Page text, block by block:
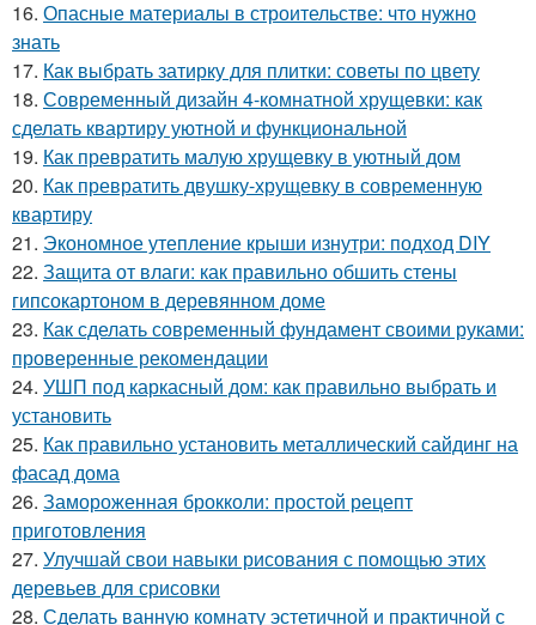
16. Опасные материалы в строительстве: что нужно
знать
17. Как выбрать затирку для плитки: советы по цвету
18. Современный дизайн 4-комнатной хрущевки: как
сделать квартиру уютной и функциональной
19. Как превратить малую хрущевку в уютный дом
20. Как превратить двушку-хрущевку в современную
квартиру
21. Экономное утепление крыши изнутри: подход DIY
22. Защита от влаги: как правильно обшить стены
гипсокартоном в деревянном доме
23. Как сделать современный фундамент своими руками:
проверенные рекомендации
24. УШП под каркасный дом: как правильно выбрать и
установить
25. Как правильно установить металлический сайдинг на
фасад дома
26. Замороженная брокколи: простой рецепт
приготовления
27. Улучшай свои навыки рисования с помощью этих
деревьев для срисовки
28. Сделать ванную комнату эстетичной и практичной с